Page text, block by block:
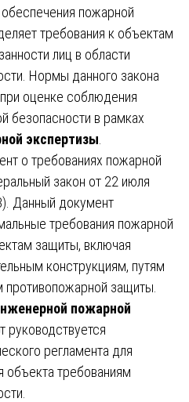
пожарной
требования к объектам
лиц в области
Нормы данного закона
оценке соблюдения
безопасности в рамках
экспертизы
о требованиях пожарной
закон от 22 июля
Данный документ
требования пожарной
защиты, включая
конструкциям, путям
противопожарной защиты.
пожарной
руководствуется
регламента для
объекта требованиям